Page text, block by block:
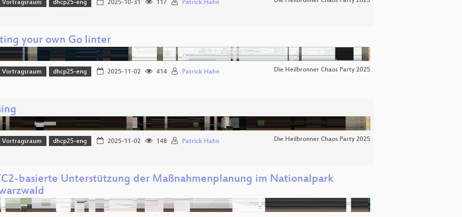
Vortragsraum dhcp25-eng 2025-10-31 117 Patrick Hahn
your own Go linter
Vortragsraum dhcp25-eng 2025-11-02 414 Patrick Hahn Die Heilbronner Chaos Party 2025
Vortragsraum dhcp25-eng 2025-11-02 148 Patrick Hahn Die Heilbronner Chaos Party 2025
basierte Unterstützung der Maßnahmenplanung im Nationalpark